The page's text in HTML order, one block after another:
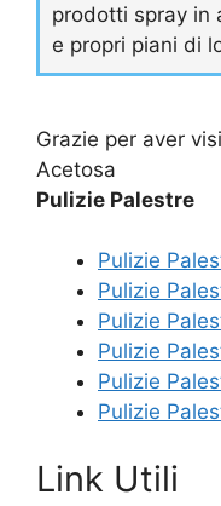
prodotti spray in
e propri piani di
Grazie per aver
Acetosa
Pulizie Palestre
Pulizie
Pulizie
Pulizie
Pulizie
Pulizie
Pulizie
Link Utili